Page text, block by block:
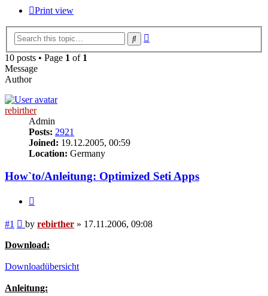
Print view
Search
10 posts • Page 1 of 1
Message
Author
rebirther
Admin
Posts: 2921
Joined: 19.12.2005, 00:59
Location: Germany
How`to/Anleitung: Optimized Seti Apps
#1 Post
by rebirther » 17.11.2006, 09:08
Download:
Downloadübersicht
Anleitung: